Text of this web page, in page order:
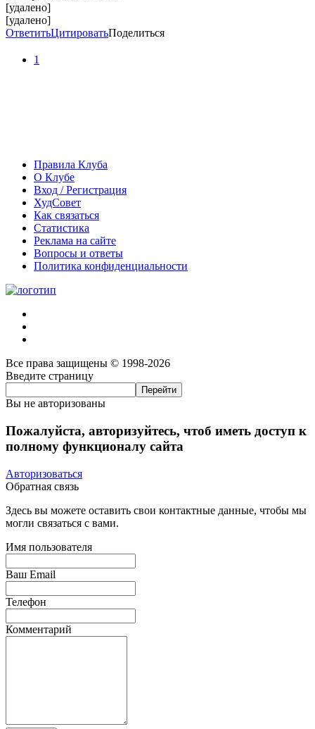
[удалено]
[удалено]
ОтветитьЦитироватьПоделиться
1
Правила Клуба
О Клубе
Вход / Регистрация
ХудСовет
Как связаться
Статистика
Реклама на сайте
Вопросы и ответы
Политика конфиденциальности
Все права защищены © 1998-2026
Введите страницу
Вы не авторизованы
Пожалуйста, авторизуйтесь, чтоб иметь доступ к
полному функционалу сайта
Авторизоваться
Обратная связь
Здесь вы можете оставить свои контактные данные, чтобы мы
могли связаться с вами.
Имя пользователя
Ваш Email
Телефон
Комментарий